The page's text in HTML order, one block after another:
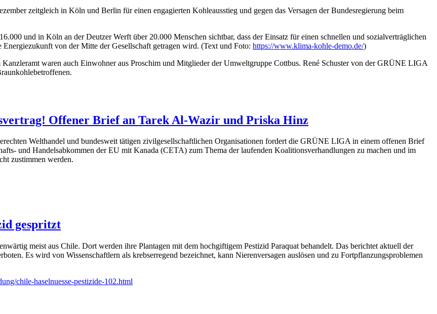
zeitgleich in Köln und Berlin für einen engagierten Kohleausstieg und gegen das Versagen der Bundesregierung beim
und in Köln an der Deutzer Werft über 20.000 Menschen sichtbar, dass der Einsatz für einen schnellen und sozialverträglichen
Energiezukunft von der Mitte der Gesellschaft getragen wird. (Text und Foto: https://www.klima-kohle-demo.de/)
Kanzleramt waren auch Einwohner aus Proschim und Mitglieder der Umweltgruppe Cottbus. René Schuster von der GRÜNE LIGA
Offener Brief an Tarek Al-Wazir und Priska Hinz
Welthandel und bundesweit tätigen zivilgesellschaftlichen Organisationen fordert die GRÜNE LIGA in einem offenen Brief
und Handelsabkommen der EU mit Kanada (CETA) zum Thema der laufenden Koalitionsverhandlungen zu machen und im
zustimmen werden.
gespritzt
meist aus Chile. Dort werden ihre Plantagen mit dem hochgiftigem Pestizid Paraquat behandelt. Das berichtet aktuell der
Es wird von Wissenschaftlern als krebserregend bezeichnet, kann Nierenversagen auslösen und zu Fortpflanzungsproblemen
chile-haselnuesse-pestizide-102.html